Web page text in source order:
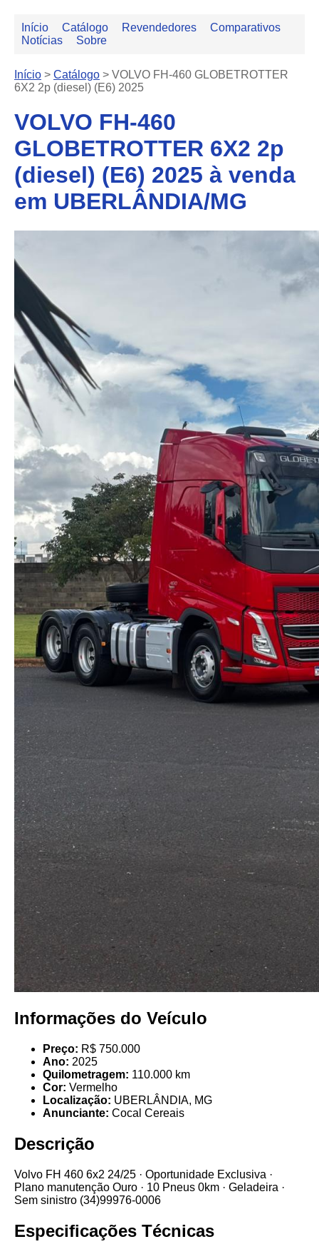
Início Catálogo Revendedores
Comparativos
Notícias
Sobre
Início > Catálogo > VOLVO FH-460 GLOBETROTTER
6X2 2p (diesel) (E6) 2025
VOLVO FH-460
GLOBETROTTER 6X2 2p
(diesel) (E6) 2025 à venda
em UBERLÂNDIA/MG
Informações do Veículo
Preço: R$ 750.000
Ano: 2025
Quilometragem: 110.000 km
Cor: Vermelho
Localização: UBERLÂNDIA, MG
Anunciante: Cocal Cereais
Descrição
Volvo FH 460 6x2 24/25 · Oportunidade Exclusiva ·
Plano manutenção Ouro · 10 Pneus 0km · Geladeira ·
Sem sinistro (34)99976-0006
Especificações Técnicas